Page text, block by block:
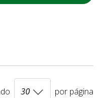
por página